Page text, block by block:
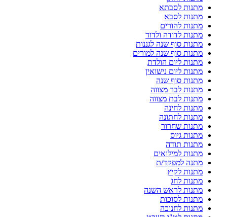
מתנות לסבתא
מתנות לסבא
מתנות להורים
מתנות לדודה ולדוד
מתנות סוף שנה לגננות
מתנות סוף שנה למורים
מתנות ליום הולדת
מתנות ליום נישואין
מתנות סוף שנה
מתנות לבר מצווה
מתנות לבת מצווה
מתנות לחינה
מתנות לחתונה
מתנות שחרור
מתנות גיוס
מתנות תודה
מתנות למילואים
מתנה למפקד/ת
מתנות לקיץ
מתנות לחג
מתנות לראש השנה
מתנות לסוכות
מתנות לחנוכה